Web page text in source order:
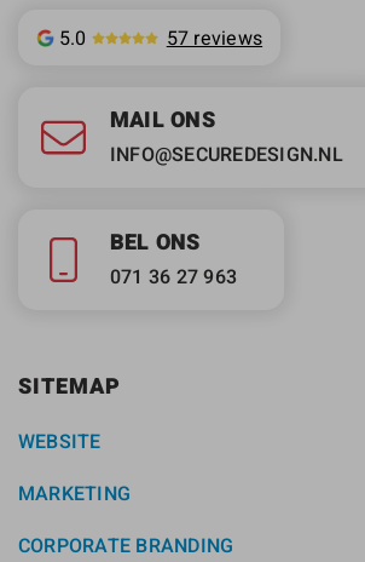
5.0 57 reviews
MAIL ONS
INFO@SECUREDESIGN.NL
BEL ONS
071 36 27 963
SITEMAP
WEBSITE
MARKETING
CORPORATE BRANDING